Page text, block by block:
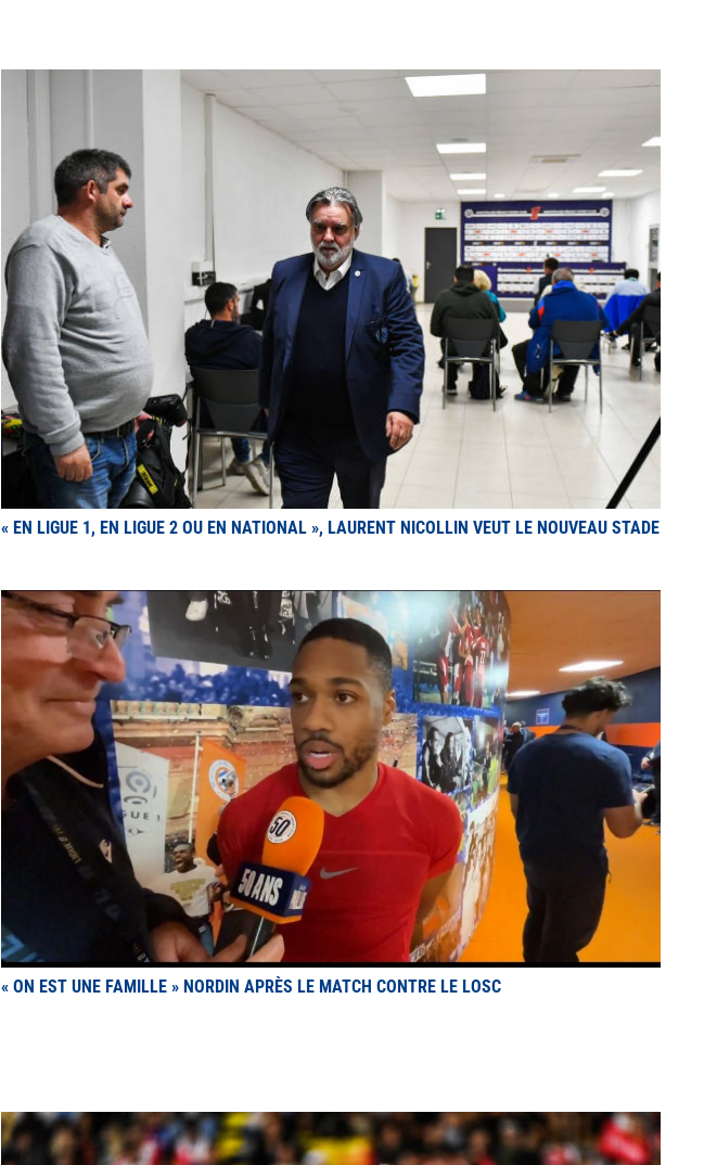
« EN LIGUE 1, EN LIGUE 2 OU EN NATIONAL », LAURENT NICOLLIN VEUT LE NOUVEAU STADE
« ON EST UNE FAMILLE » NORDIN APRÈS LE MATCH CONTRE LE LOSC